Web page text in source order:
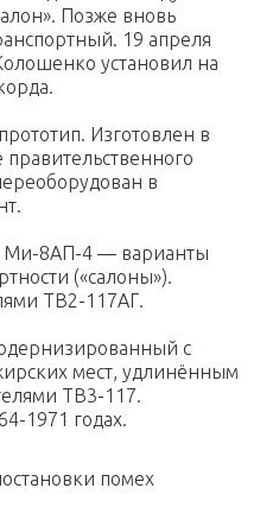
Позже вновь
19 апреля
установил на
Изготовлен в
правительственного
в
8АП-4 — варианты
(«салоны»).
ТВ2-117АГ.
с
мест, удлинённым
ТВ3-117.
1971 годах.
помех